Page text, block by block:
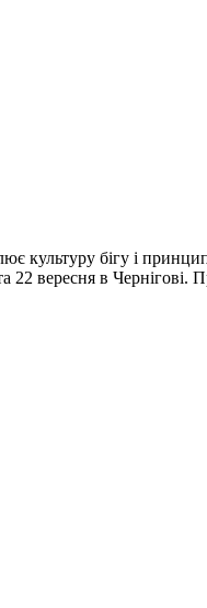
культуру бігу і
22 вересня в Чернігові.